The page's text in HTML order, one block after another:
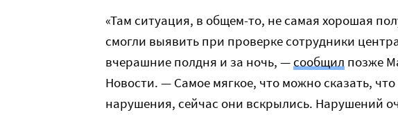
«Там ситуация, в общем-то, не самая хорошая
смогли выявить при проверке сотрудники
вчерашние полдня и за ночь, —сообщил позже
Новости. — Самое мягкое, что можно сказать,
нарушения, сейчас они вскрылись. Нарушений